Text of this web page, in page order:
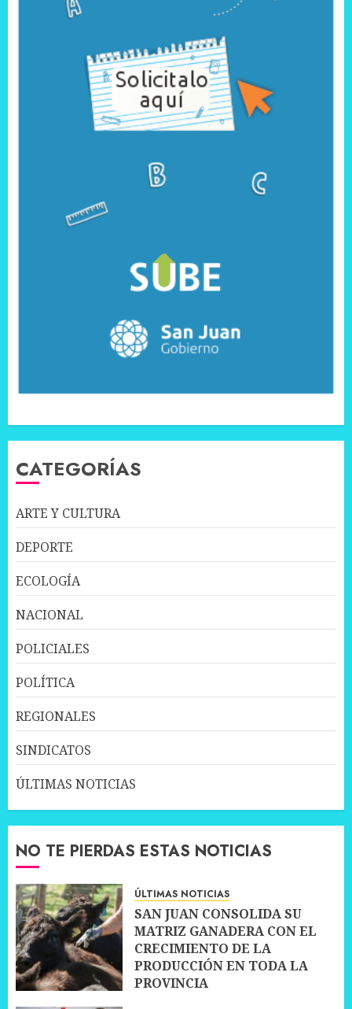
CATEGORÍAS
ARTE Y CULTURA
DEPORTE
ECOLOGÍA
NACIONAL
POLICIALES
POLÍTICA
REGIONALES
SINDICATOS
ÚLTIMAS NOTICIAS
NO TE PIERDAS ESTAS NOTICIAS
ÚLTIMAS NOTICIAS
SAN JUAN CONSOLIDA SU
MATRIZ GANADERA CON EL
CRECIMIENTO DE LA
PRODUCCIÓN EN TODA LA
PROVINCIA